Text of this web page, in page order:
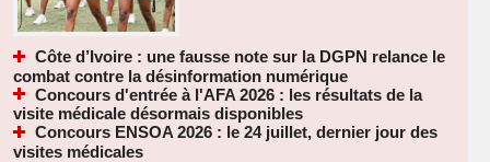
Côte d’Ivoire : une fausse note sur la DGPN relance le
combat contre la désinformation numérique
Concours d'entrée à l'AFA 2026 : les résultats de la
visite médicale désormais disponibles
Concours ENSOA 2026 : le 24 juillet, dernier jour des
visites médicales